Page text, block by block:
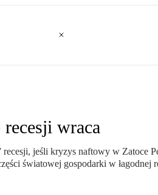
wraca
jeśli kryzys naftowy w Zatoce
światowej gospodarki w